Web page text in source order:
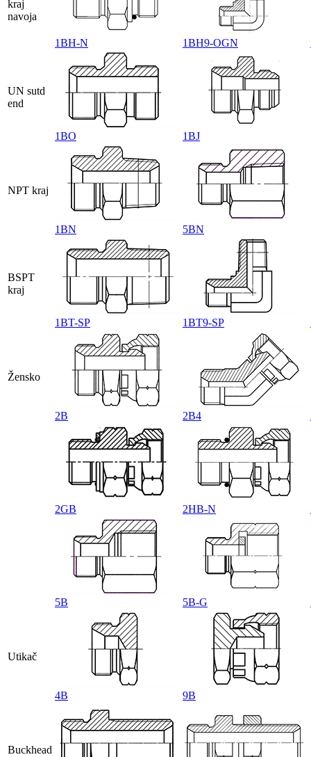
kraj
navoja
1BH-N 1BH9-OGN
UN sutd
end
1BO 1BJ
NPT kraj
1BN 5BN
BSPT
kraj
1BT-SP 1BT9-SP
Žensko
2B 2B4
2GB 2HB-N
5B 5B-G
Utikač
4B 9B
Buckhead